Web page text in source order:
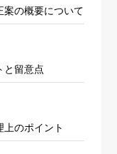
案の概要について
留意点
のポイント